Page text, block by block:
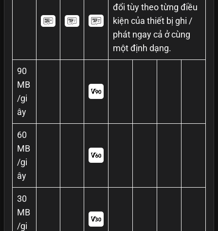
đổi tùy theo từng điều
kiện của thiết bị ghi /
phát ngay cả ở cùng
một định dạng.
90
MB
/gi
ây
60
MB
/gi
ây
30
MB
/gi